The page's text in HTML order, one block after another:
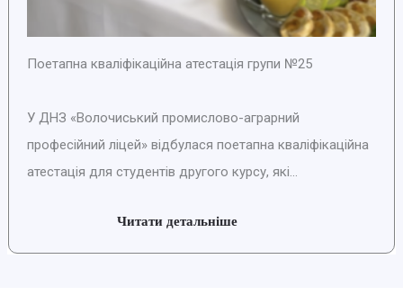
Поетапна кваліфікаційна атестація групи №25
У ДНЗ «Волочиський промислово-аграрний
професійний ліцей» відбулася поетапна кваліфікаційна
атестація для студентів другого курсу, які...
Читати детальніше